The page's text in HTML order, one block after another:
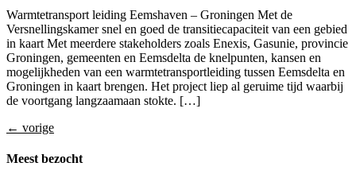
Warmtetransport leiding Eemshaven – Groningen Met de
Versnellingskamer snel en goed de transitiecapaciteit van een gebied
in kaart Met meerdere stakeholders zoals Enexis, Gasunie, provincie
Groningen, gemeenten en Eemsdelta de knelpunten, kansen en
mogelijkheden van een warmtetransportleiding tussen Eemsdelta en
Groningen in kaart brengen. Het project liep al geruime tijd waarbij
de voortgang langzaamaan stokte. […]
← vorige
Meest bezocht